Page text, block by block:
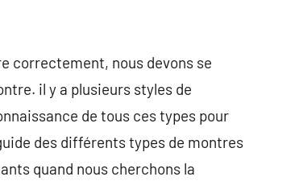
correctement, nous devons se
il y a plusieurs styles de
de tous ces types pour
des différents types de montres
quand nous cherchons la